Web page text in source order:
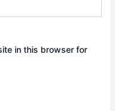
in this browser for